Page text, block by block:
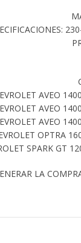
AVEO
AVEO
AVEO
OPTRA
SPARK GT
LA